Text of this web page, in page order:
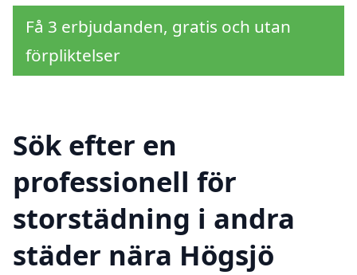
Få 3 erbjudanden, gratis och utan
förpliktelser
Sök efter en
professionell för
storstädning i andra
städer nära Högsjö